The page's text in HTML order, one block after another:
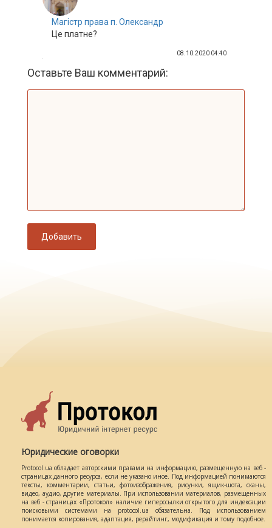
Магістр права п. Олександр
Це платне?
08.10.2020 04:40
Оставьте Ваш комментарий:
Добавить
Юридические оговорки
Protocol.ua обладает авторскими правами на информацию, размещенную на веб -
страницах данного ресурса, если не указано иное. Под информацией понимаются
тексты, комментарии, статьи, фотоизображения, рисунки, ящик-шота, сканы,
видео, аудио, другие материалы. При использовании материалов, размещенных
на веб - страницах «Протокол» наличие гиперссылки открытого для индексации
поисковыми системами на protocol.ua обязательна. Под использованием
понимается копирования, адаптация, рерайтинг, модификация и тому подобное.